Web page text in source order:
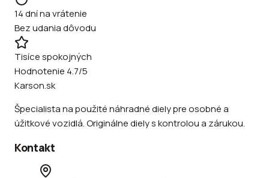
14 dní na vrátenie
Bez udania dôvodu
Tisíce spokojných
Hodnotenie 4.7/5
Karson.sk
Špecialista na použité náhradné diely pre osobné a
úžitkové vozidlá. Originálne diely s kontrolou a zárukou.
Kontakt